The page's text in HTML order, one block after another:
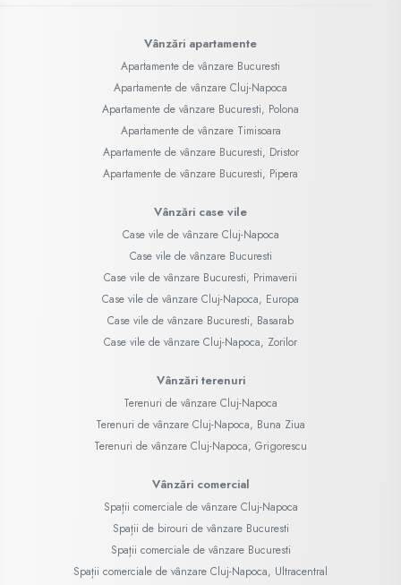
Vânzări apartamente
Apartamente de vânzare Bucuresti
Apartamente de vânzare Cluj-Napoca
Apartamente de vânzare Bucuresti, Polona
Apartamente de vânzare Timisoara
Apartamente de vânzare Bucuresti, Dristor
Apartamente de vânzare Bucuresti, Pipera
Vânzări case vile
Case vile de vânzare Cluj-Napoca
Case vile de vânzare Bucuresti
Case vile de vânzare Bucuresti, Primaverii
Case vile de vânzare Cluj-Napoca, Europa
Case vile de vânzare Bucuresti, Basarab
Case vile de vânzare Cluj-Napoca, Zorilor
Vânzări terenuri
Terenuri de vânzare Cluj-Napoca
Terenuri de vânzare Cluj-Napoca, Buna Ziua
Terenuri de vânzare Cluj-Napoca, Grigorescu
Vânzări comercial
Spații comerciale de vânzare Cluj-Napoca
Spații de birouri de vânzare Bucuresti
Spații comerciale de vânzare Bucuresti
Spații comerciale de vânzare Cluj-Napoca, Ultracentral